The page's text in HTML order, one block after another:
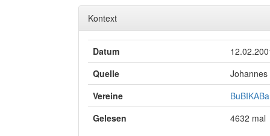
Kontext
Datum
Quelle
Vereine
Gelesen
4632 mal